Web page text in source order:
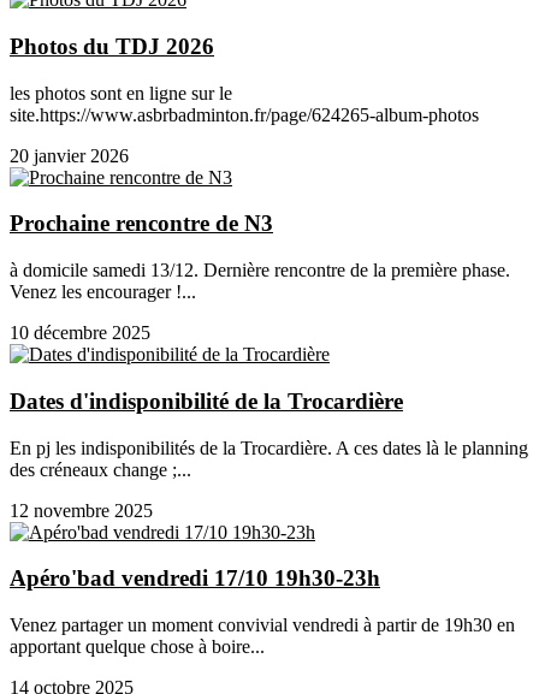
Photos du TDJ 2026
les photos sont en ligne sur le
site.https://www.asbrbadminton.fr/page/624265-album-photos
20 janvier 2026
Prochaine rencontre de N3
à domicile samedi 13/12. Dernière rencontre de la première phase.
Venez les encourager !...
10 décembre 2025
Dates d'indisponibilité de la Trocardière
En pj les indisponibilités de la Trocardière. A ces dates là le planning
des créneaux change ;...
12 novembre 2025
Apéro'bad vendredi 17/10 19h30-23h
Venez partager un moment convivial vendredi à partir de 19h30 en
apportant quelque chose à boire...
14 octobre 2025